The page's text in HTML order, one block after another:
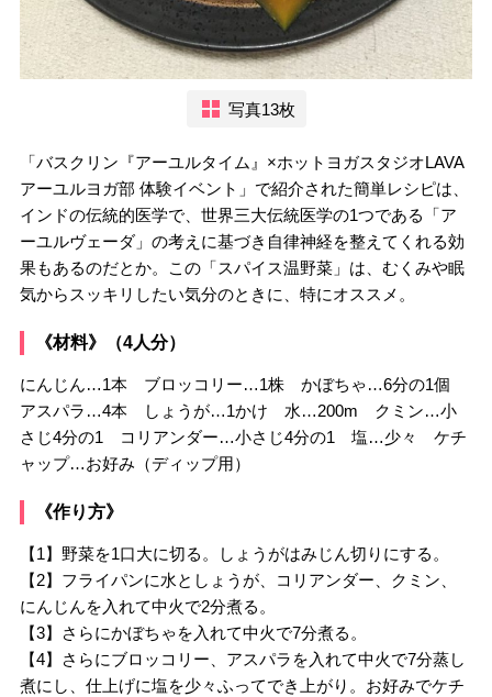
写真13枚
「バスクリン『アーユルタイム』×ホットヨガスタジオLAVA
アーユルヨガ部 体験イベント」で紹介された簡単レシピは、
インドの伝統的医学で、世界三大伝統医学の1つである「ア
ーユルヴェーダ」の考えに基づき自律神経を整えてくれる効
果もあるのだとか。この「スパイス温野菜」は、むくみや眠
気からスッキリしたい気分のときに、特にオススメ。
《材料》（4人分）
にんじん…1本 ブロッコリー…1株 かぼちゃ…6分の1個
アスパラ…4本 しょうが…1かけ 水…200m クミン…小
さじ4分の1 コリアンダー…小さじ4分の1 塩…少々 ケチ
ャップ…お好み（ディップ用）
《作り方》
【1】野菜を1口大に切る。しょうがはみじん切りにする。
【2】フライパンに水としょうが、コリアンダー、クミン、
にんじんを入れて中火で2分煮る。
【3】さらにかぼちゃを入れて中火で7分煮る。
【4】さらにブロッコリー、アスパラを入れて中火で7分蒸し
煮にし、仕上げに塩を少々ふってでき上がり。お好みでケチ